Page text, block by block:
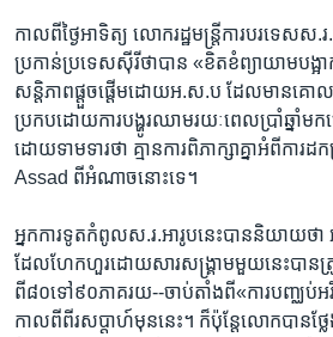
កាល​ពី​ថ្ងៃ​អាទិត្យ​ លោករដ្ឋមន្ត្រី​ការ​បរទេស​ស
ប្រកាន់​ប្រទេស​ស៊ីរី​ថាបាន ​«ខិតខំព្យាយាម​បង្អ
សន្តិភាព​ផ្តួចផ្តើម​ដោយ​អ.ស.ប ដែល​មាន​គោ
ប្រកប​ដោយការ​បង្ហូរឈាម​រយៈពេល​ប្រាំ​ឆ្នាំ​ម
ដោយ​ទាមទារ​ថា ​គ្មាន​ការ​ពិភាក្សា​គ្នា​អំពី​ការ​
Assad ពី​អំណាច​នោះ​ទេ។​
អ្នកការទូត​កំពូល​ស.រ.អា​រូបនេះ​បាននិយាយ​ថា
ដែល​ហែកហួរ​ដោយសារ​សង្គ្រាម​មួយ​នេះ​បាន​ត្
ពី៨០ទៅ​៩០ភាគរយ--ចាប់តាំង​ពី​«ការ​បញ្ឈប់អ
កាល​ពី​ពីរ​សប្តាហ៍​មុននេះ។​ ក៏ប៉ុន្តែ​លោក​បាន​ថ្លែ